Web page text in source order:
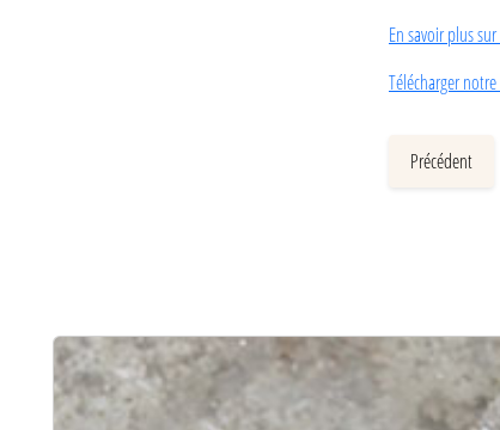
En savoir plus
Télécharger
Précédent